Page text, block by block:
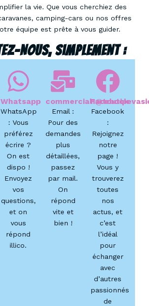
la vie. Que vous cherchiez des
camping-cars ou nos offres
équipe est prête à vous guider.
Nous, Simplement :
Whatsapp
WhatsApp
: Vous
préférez
écrire ?
On est
dispo !
Envoyez
vos
questions,
et on
vous
répond
illico.
Email :
Pour des
demandes
plus
détaillées,
passez
par mail.
On
répond
vite et
bien !
Facebook
Facebook
:
Rejoignez
notre
page !
Vous y
trouverez
toutes
nos
actus, et
c’est
l’idéal
pour
échanger
avec
d’autres
passionnés
de